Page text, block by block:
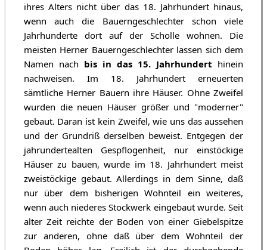
ihres Alters nicht über das 18. Jahrhundert hinaus,
wenn auch die Bauerngeschlechter schon viele
Jahrhunderte dort auf der Scholle wohnen. Die
meisten Herner Bauerngeschlechter lassen sich dem
Namen nach bis in das 15. Jahrhundert hinein
nachweisen. Im 18. Jahrhundert erneuerten
sämtliche Herner Bauern ihre Häuser. Ohne Zweifel
wurden die neuen Häuser größer und "moderner"
gebaut. Daran ist kein Zweifel, wie uns das aussehen
und der Grundriß derselben beweist. Entgegen der
jahrundertealten Gespflogenheit, nur einstöckige
Häuser zu bauen, wurde im 18. Jahrhundert meist
zweistöckige gebaut. Allerdings in dem Sinne, daß
nur über dem bisherigen Wohnteil ein weiteres,
wenn auch niederes Stockwerk eingebaut wurde. Seit
alter Zeit reichte der Boden von einer Giebelspitze
zur anderen, ohne daß über dem Wohnteil der